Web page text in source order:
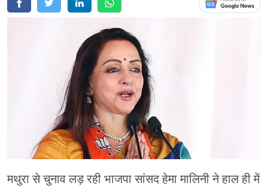
मथुरा से चुनाव लड़ रही भाजपा सांसद हेमा मालिनी ने हाल ही में
अल्मोड़ा
बागेश्वर
हरिद्वार